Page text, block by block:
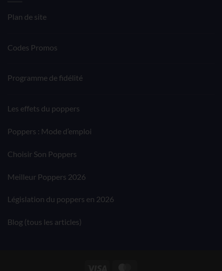
Plan de site
Codes Promos
Programme de fidélité
Les effets du poppers
Poppers : Mode d’emploi
Choisir Son Poppers
Meilleur Poppers 2026
Législation du poppers en 2026
Blog (tous les articles)